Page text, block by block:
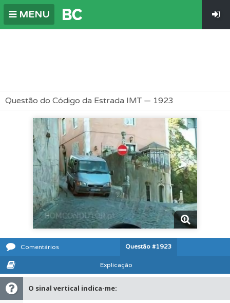
MENU
Questão do Código da Estrada IMT — 1923
Comentários Questão #1923
Explicação
O sinal vertical indica-me: